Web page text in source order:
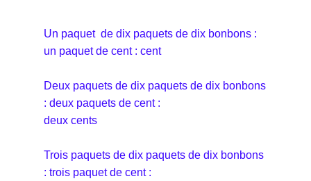
Un paquet de dix paquets de dix bonbons :
un paquet de cent : cent
Deux paquets de dix paquets de dix bonbons
: deux paquets de cent :
deux cents
Trois paquets de dix paquets de dix bonbons
: trois paquet de cent :